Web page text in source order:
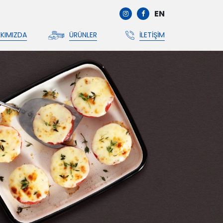
EN
ÜRÜNLER İLETIŞIM